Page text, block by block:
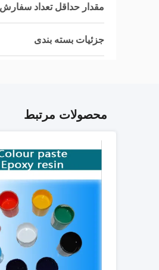
مقدار حداقل تعداد سفارش
جزئیات بسته بندی
محصولات مرتبط